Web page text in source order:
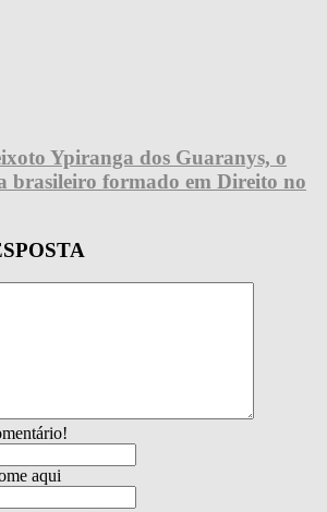
Ypiranga dos Guaranys, o
brasileiro formado em Direito no
aqui